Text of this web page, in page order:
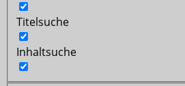
Titelsuche
Inhaltsuche